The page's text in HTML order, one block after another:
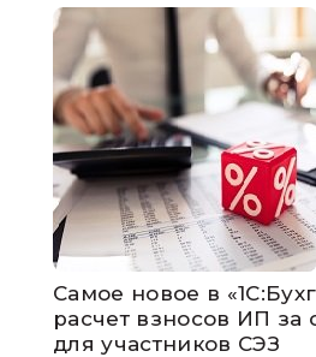
Самое новое в
расчет взносов ИП за
для участников СЭЗ